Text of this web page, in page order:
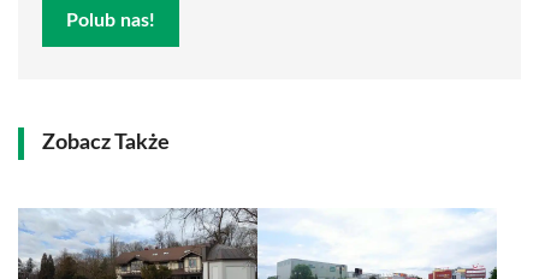
Polub nas!
Zobacz Także